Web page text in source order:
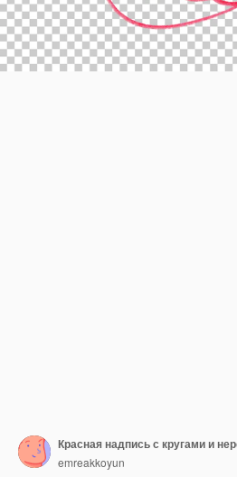
emreakkoyun